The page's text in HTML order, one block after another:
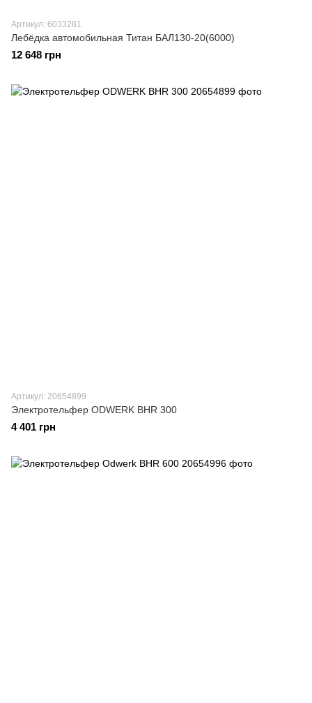
Артикул: 6033281
Лебёдка автомобильная Титан БАЛ130-20(6000)
12 648 грн
Артикул: 20654899
Электротельфер ODWERK BHR 300
4 401 грн